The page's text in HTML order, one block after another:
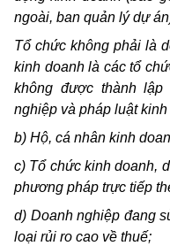
ngoài, ban quản lý dự
Tổ chức không phải là
kinh doanh là các tổ
không được thành
nghiệp và pháp luật
b) Hộ, cá nhân kinh
c) Tổ chức kinh doanh,
phương pháp trực tiếp
d) Doanh nghiệp đang
loại rủi ro cao về thuế;